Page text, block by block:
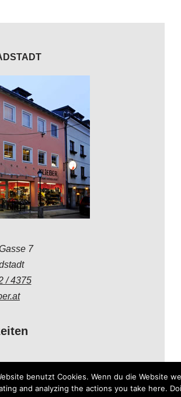
7
/ 4375
Uhr benutzt Cookies. Wenn du die Website
and analyzing the actions you take here.